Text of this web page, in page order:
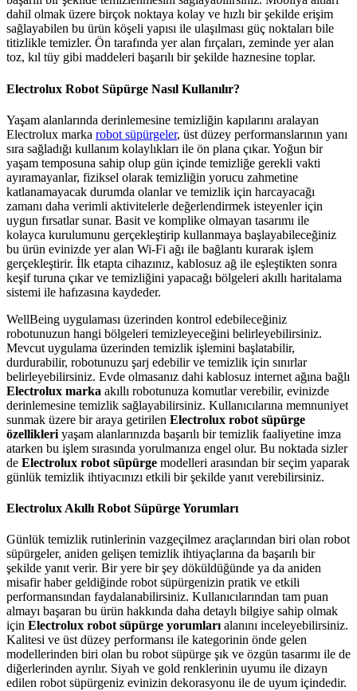
dahil olmak üzere birçok noktaya kolay ve hızlı bir şekilde erişim
sağlayabilen bu ürün köşeli yapısı ile ulaşılması güç noktaları bile
titizlikle temizler. Ön tarafında yer alan fırçaları, zeminde yer alan
toz, kıl tüy gibi maddeleri başarılı bir şekilde haznesine toplar.
Electrolux Robot Süpürge Nasıl Kullanılır?
Yaşam alanlarında derinlemesine temizliğin kapılarını aralayan
Electrolux marka robot süpürgeler, üst düzey performanslarının yanı
sıra sağladığı kullanım kolaylıkları ile ön plana çıkar. Yoğun bir
yaşam temposuna sahip olup gün içinde temizliğe gerekli vakti
ayıramayanlar, fiziksel olarak temizliğin yorucu zahmetine
katlanamayacak durumda olanlar ve temizlik için harcayacağı
zamanı daha verimli aktivitelerle değerlendirmek isteyenler için
uygun fırsatlar sunar. Basit ve komplike olmayan tasarımı ile
kolayca kurulumunu gerçekleştirip kullanmaya başlayabileceğiniz
bu ürün evinizde yer alan Wi-Fi ağı ile bağlantı kurarak işlem
gerçekleştirir. İlk etapta cihazınız, kablosuz ağ ile eşleştikten sonra
keşif turuna çıkar ve temizliğini yapacağı bölgeleri akıllı haritalama
sistemi ile hafızasına kaydeder.
WellBeing uygulaması üzerinden kontrol edebileceğiniz
robotunuzun hangi bölgeleri temizleyeceğini belirleyebilirsiniz.
Mevcut uygulama üzerinden temizlik işlemini başlatabilir,
durdurabilir, robotunuzu şarj edebilir ve temizlik için sınırlar
belirleyebilirsiniz. Evde olmasanız dahi kablosuz internet ağına bağlı
Electrolux marka akıllı robotunuza komutlar verebilir, evinizde
derinlemesine temizlik sağlayabilirsiniz. Kullanıcılarına memnuniyet
sunmak üzere bir araya getirilen Electrolux robot süpürge
özellikleri yaşam alanlarınızda başarılı bir temizlik faaliyetine imza
atarken bu işlem sırasında yorulmanıza engel olur. Bu noktada sizler
de Electrolux robot süpürge modelleri arasından bir seçim yaparak
günlük temizlik ihtiyacınızı etkili bir şekilde yanıt verebilirsiniz.
Electrolux Akıllı Robot Süpürge Yorumları
Günlük temizlik rutinlerinin vazgeçilmez araçlarından biri olan robot
süpürgeler, aniden gelişen temizlik ihtiyaçlarına da başarılı bir
şekilde yanıt verir. Bir yere bir şey döküldüğünde ya da aniden
misafir haber geldiğinde robot süpürgenizin pratik ve etkili
performansından faydalanabilirsiniz. Kullanıcılarından tam puan
almayı başaran bu ürün hakkında daha detaylı bilgiye sahip olmak
için Electrolux robot süpürge yorumlarıalanını inceleyebilirsiniz.
Kalitesi ve üst düzey performansı ile kategorinin önde gelen
modellerinden biri olan bu robot süpürge şık ve özgün tasarımı ile de
diğerlerinden ayrılır. Siyah ve gold renklerinin uyumu ile dizayn
edilen robot süpürgeniz evinizin dekorasyonu ile de uyum içindedir.